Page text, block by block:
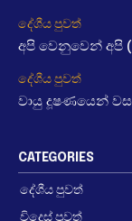
දේශීය පුවත්
අපි වෙනුවෙන් අපි
දේශීය පුවත්
වායු දූෂණයෙන්
CATEGORIES
දේශීය පුවත්
විදෙස් පුවත්